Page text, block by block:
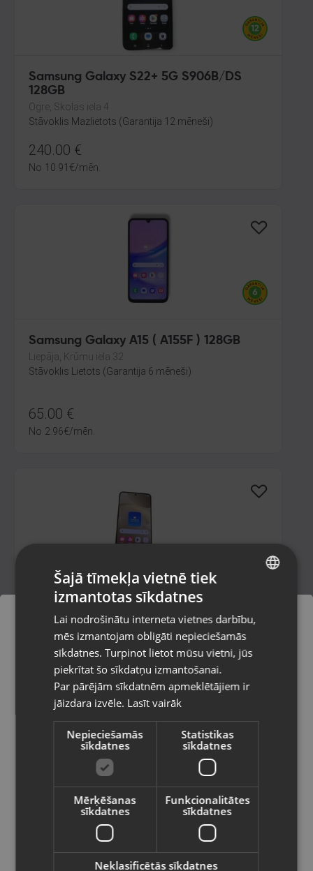
Samsung Galaxy S22+ 5G S906B/DS
128GB
Ogre, Skolas iela 4
Stāvoklis Mazlietots (Garantija 12 mēneši)
240.00 €
No 10.91 €/mēn.
Samsung Galaxy A15 ( A155F ) 128GB
Liepāja, Krūmu iela 32
Stāvoklis Lietots (Garantija 6 mēneši)
65.00 €
No 2.96€/mēn.
Samsung Galaxy S24 (S921B/DS) 256GB
8GB RAM
Rīga, Ulbrokas iela 10
Stāvoklis Mazlietots (Garantija 12 mēneši)
375.00€
€ /mēn.
Samsung Galaxy A56 5G (SM-A566B)
Pasūtījumi tiks piegādāti uz
izvēlēto valsti
Vietnes saturs būs attēlots izvēlētajā
valodā
Valsts
Latviešu / Latvian
RUSSIAN
Šajā tīmekļa vietnē tiek
izmantotas sīkdatnes
Lai nodrošinātu interneta vietnes darbību,
mēs izmantojam obligāti nepieciešamās
sīkdatnes. Turpinot lietot mūsu vietni, jūs
piekrītat šo sīkdatņu izmantošanai.
Par pārējām sīkdatnēm apmeklētājiem ir
jāizdara izvēle. Lasīt vairāk
Nepieciešamās
sīkdatnes
Statistikas
sīkdatnes
Mērķēšanas
sīkdatnes
Funkcionalitātes
sīkdatnes
Neklasificētās sīkdatnes